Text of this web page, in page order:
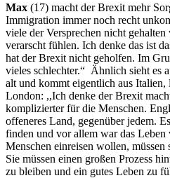
Max (17) macht der Brexit mehr
Immigration immer noch recht
viele der Versprechen nicht
verarscht fühlen. Ich denke das ist
hat der Brexit nicht geholfen. Im
vieles schlechter.“ Ähnlich sieht es
alt und kommt eigentlich aus Italien,
London: ,,Ich denke der Brexit
komplizierter für die Menschen.
offeneres Land, gegenüber jedem.
finden und vor allem war das Leben
Menschen einreisen wollen,
Sie müssen einen großen Prozess
zu bleiben und ein gutes Leben zu